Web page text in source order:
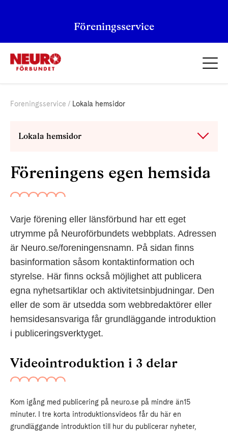
Föreningsservice
Foreningsservice Lokala hemsidor
Lokala hemsidor
Föreningens egen hemsida
Varje förening eller länsförbund har ett eget
utrymme på Neuroförbundets webbplats. Adressen
är Neuro.se/foreningensnamn. På sidan finns
basinformation såsom kontaktinformation och
styrelse. Här finns också möjlighet att publicera
egna nyhetsartiklar och aktivitetsinbjudningar. Den
eller de som är utsedda som webbredaktörer eller
hemsidesansvariga får grundläggande introduktion
i publiceringsverktyget.
Videointroduktion i 3 delar
Kom igång med publicering på neuro.se på mindre än15
minuter. I tre korta introduktionsvideos får du här en
grundläggande introduktion till hur du publicerar nyheter,